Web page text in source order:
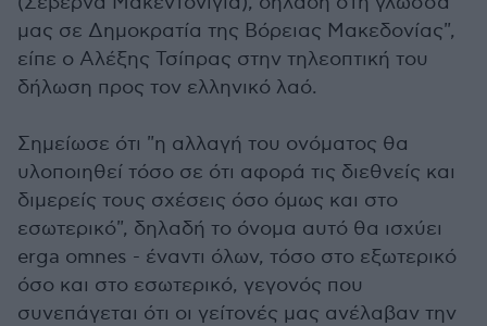
μας σε Δημοκρατία της Βόρειας Μακεδονίας",
είπε ο Αλέξης Τσίπρας στην τηλεοπτική του
δήλωση προς τον ελληνικό λαό.
Σημείωσε ότι "η αλλαγή του ονόματος θα
υλοποιηθεί τόσο σε ότι αφορά τις διεθνείς και
διμερείς τους σχέσεις όσο όμως και στο
εσωτερικό", δηλαδή το όνομα αυτό θα ισχύει
erga omnes - έναντι όλων, τόσο στο εξωτερικό
όσο και στο εσωτερικό, γεγονός που
συνεπάγεται ότι οι γείτονές μας ανέλαβαν την